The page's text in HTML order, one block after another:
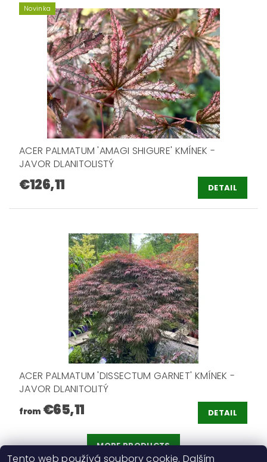
Novinka
ACER PALMATUM 'AMAGI SHIGURE' KMÍNEK -
JAVOR DLANITOLISTÝ
€126,11 DETAIL
ACER PALMATUM 'DISSECTUM GARNET' KMÍNEK -
JAVOR DLANITOLITÝ
from €65,11 DETAIL
MORE PRODUCTS
Tento web používá soubory cookie. Dalším